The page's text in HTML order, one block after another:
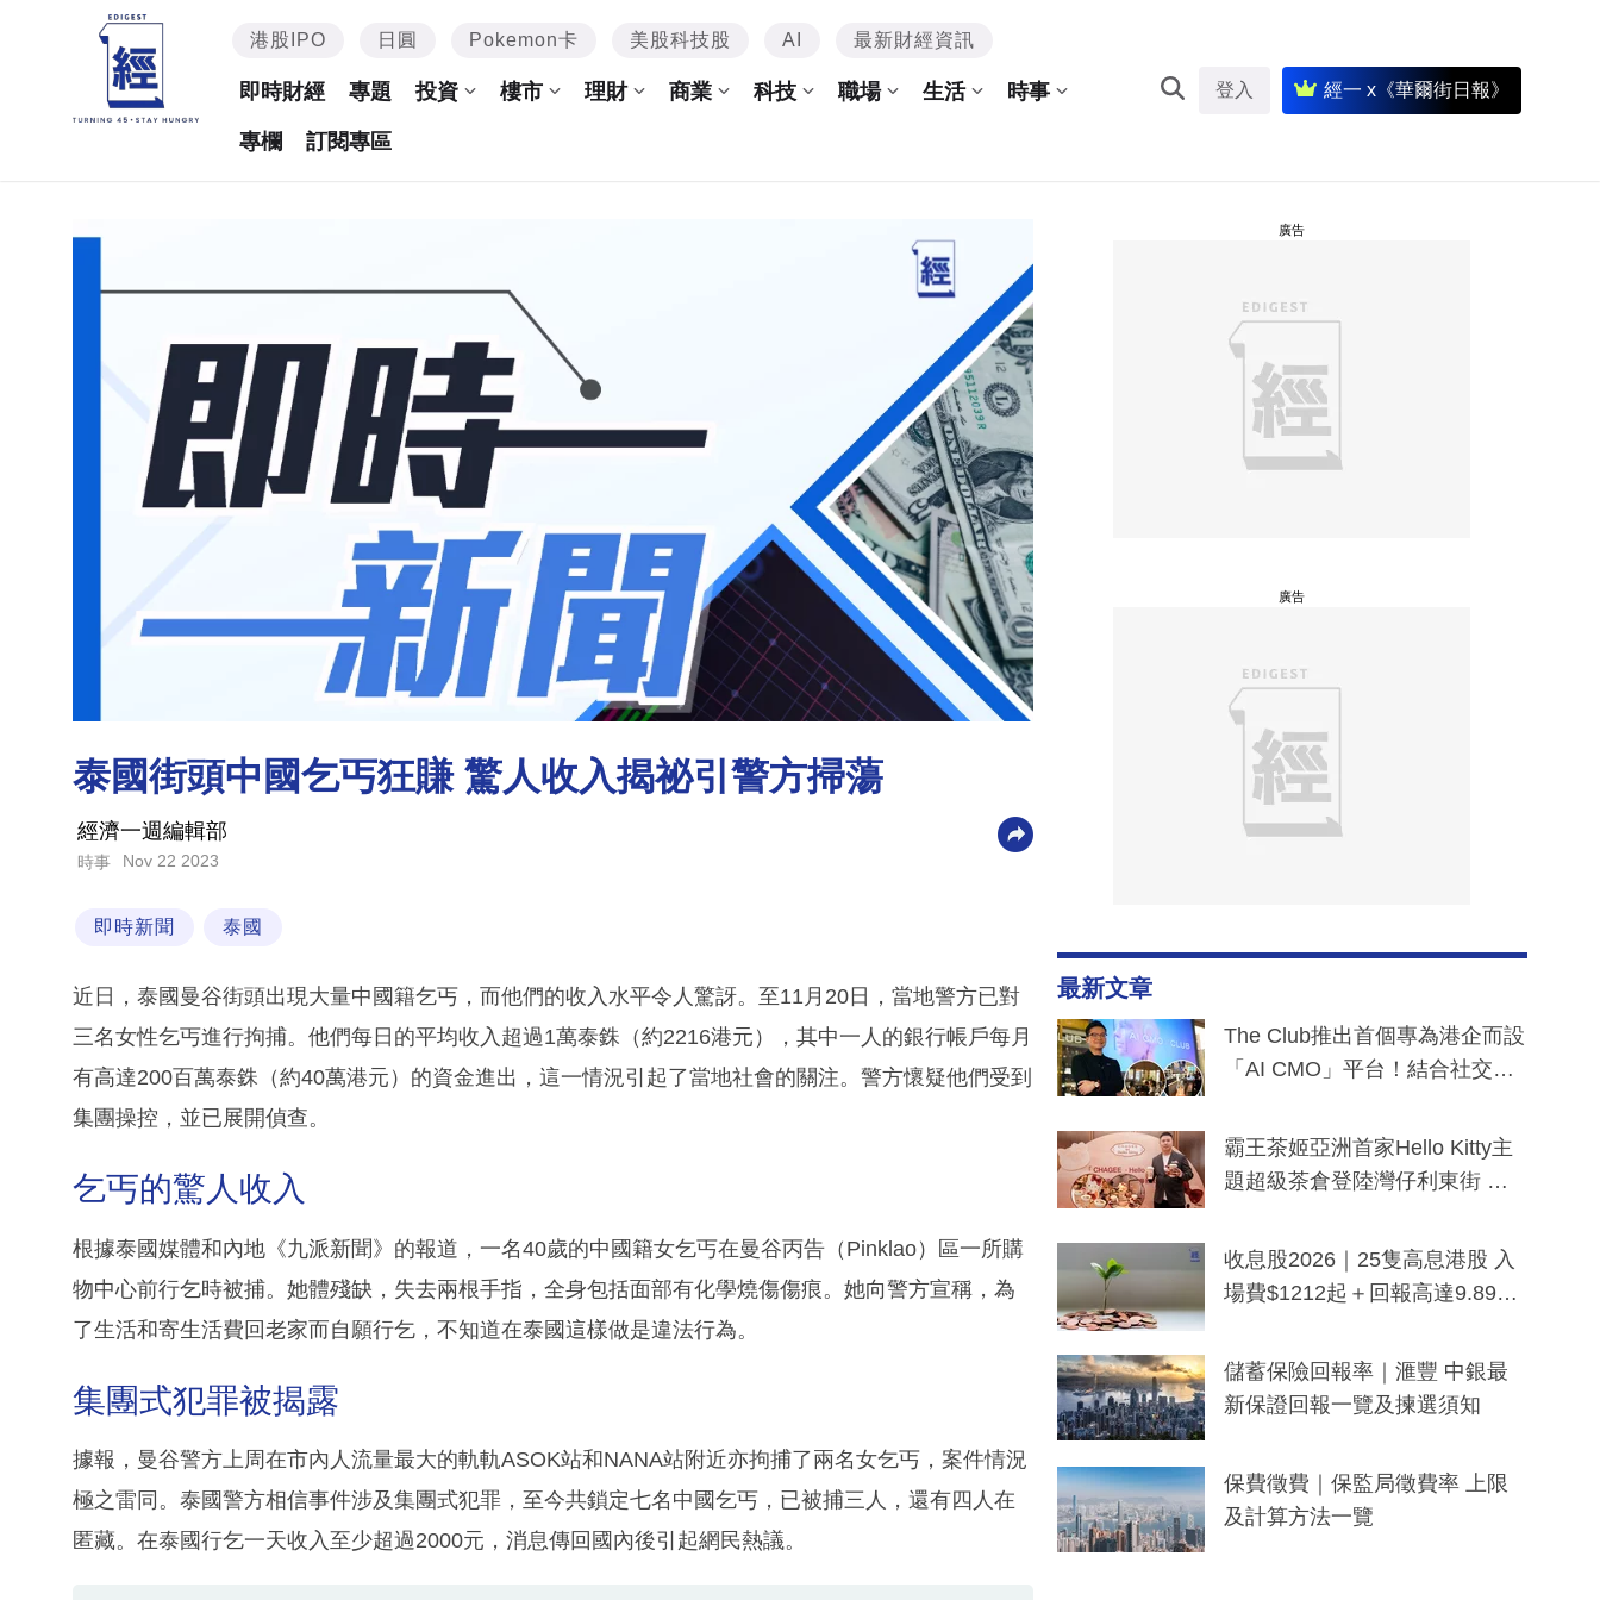
港股IPO 日圓 Pokemon卡 美股科技股 AI 最新財經資訊
即時財經 專題 投資 樓市 理財 商業 科技 職場 生活 時事
專欄 訂閱專區
登入 經一 x《華爾街日報》
泰國街頭中國乞丐狂賺 驚人收入揭祕引警方掃蕩
經濟一週編輯部
時事 Nov 22 2023
即時新聞 泰國
近日，泰國曼谷街頭出現大量中國籍乞丐，而他們的收入水平令人驚訝。至11月20日，當地警方已對
三名女性乞丐進行拘捕。他們每日的平均收入超過1萬泰銖（約2216港元），其中一人的銀行帳戶每月
有高達200百萬泰銖（約40萬港元）的資金進出，這一情況引起了當地社會的關注。警方懷疑他們受到
集團操控，並已展開偵查。
乞丐的驚人收入
根據泰國媒體和內地《九派新聞》的報道，一名40歲的中國籍女乞丐在曼谷丙告（Pinklao）區一所購
物中心前行乞時被捕。她體殘缺，失去兩根手指，全身包括面部有化學燒傷傷痕。她向警方宣稱，為
了生活和寄生活費回老家而自願行乞，不知道在泰國這樣做是違法行為。
集團式犯罪被揭露
據報，曼谷警方上周在市內人流量最大的軌軌ASOK站和NANA站附近亦拘捕了兩名女乞丐，案件情況
極之雷同。泰國警方相信事件涉及集團式犯罪，至今共鎖定七名中國乞丐，已被捕三人，還有四人在
匿藏。在泰國行乞一天收入至少超過2000元，消息傳回國內後引起網民熱議。
廣告
廣告
最新文章
The Club推出首個專為港企而設
「AI CMO」平台！結合社交聆
分鐘生成「貼地」宣傳短片
霸王茶姬亞洲首家Hello Kitty主
題超級茶倉登陸灣仔利東街 推
y及香港限定特調系列
收息股2026｜25隻高息港股 入
場費$1212起＋回報高達9.89
儲蓄保險回報率｜滙豐 中銀最
新保證回報一覽及揀選須知
保費徵費｜保監局徵費率 上限
及計算方法一覽